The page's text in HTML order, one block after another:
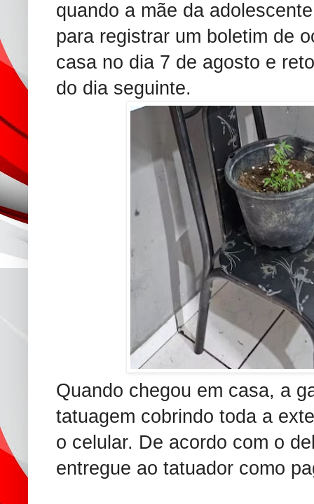
quando a mãe da
para registrar um boletim de
casa no dia 7 de agosto e
do dia seguinte.
Quando chegou em casa, a
tatuagem cobrindo toda a
o celular. De acordo com o
entregue ao tatuador como